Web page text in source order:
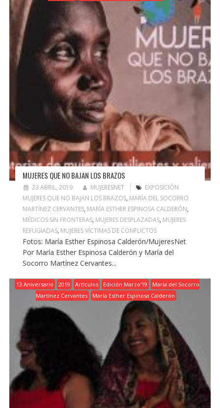
MUJERES QUE NO BAJAN LOS BRAZOS
23 ABRIL, 2019 MUJERESNET
EXPOSICIÓN
MUJERES QUE NO BAJAN LOS BRAZOS, MARÍA DEL SOCORRO
MARTÍNEZ CERVANTES, MARÍA ESTHER ESPINOSA CALDERÓN,
MÉDICOS SIN FRONTERAS, MUJERES DESPLAZADAS, MUJERES
REFUGIADAS, MUJERES VÍCTIMAS DE CONFLICTOS
Fotos: María Esther Espinosa Calderón/MujeresNet
Por María Esther Espinosa Calderón y María del
Socorro Martínez Cervantes...
13 Aniversario 2019 Artículos Edición Marzo'19
María del Socorro
Martínez Cervantes
María Esther Espinosa Calderón